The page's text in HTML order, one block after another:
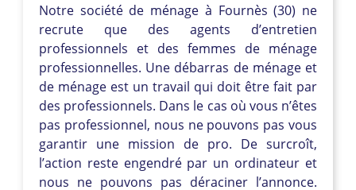
Notre société de ménage à Fournès (30) ne
recrute que des agents d’entretien
professionnels et des femmes de ménage
professionnelles. Une débarras de ménage et
de ménage est un travail qui doit être fait par
des professionnels. Dans le cas où vous n’êtes
pas professionnel, nous ne pouvons pas vous
garantir une mission de pro. De surcroît,
l’action reste engendré par un ordinateur et
nous ne pouvons pas déraciner l’annonce.